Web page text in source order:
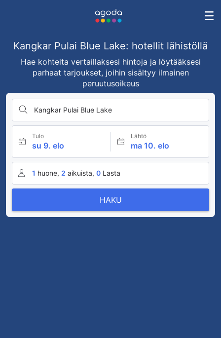
Kangkar Pulai Blue Lake: hotellit lähistöllä
Hae kohteita vertaillaksesi hintoja ja löytääksesi
parhaat tarjoukset, joihin sisältyy ilmainen
peruutusoikeus
Kangkar Pulai Blue Lake
Tulo
su 9. elo
Lähtö
ma 10. elo
1 huone, 2 aikuista, 0 Lasta
HAKU